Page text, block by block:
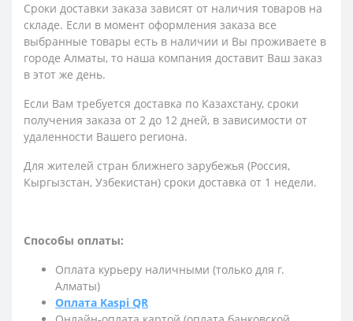
Сроки доставки заказа зависят от наличия товаров на
складе. Если в момент оформления заказа все
выбранные товары есть в наличии и Вы проживаете в
городе Алматы, то наша компания доставит Ваш заказ
в этот же день.
Если Вам требуется доставка по Казахстану, сроки
получения заказа от 2 до 12 дней, в зависимости от
удаленности Вашего региона.
Для жителей стран ближнего зарубежья (Россия,
Кыргызстан, Узбекистан) сроки доставка от 1 недели.
Способы оплаты:
Оплата курьеру наличными (только для г.
Алматы)
Оплата Kaspi QR